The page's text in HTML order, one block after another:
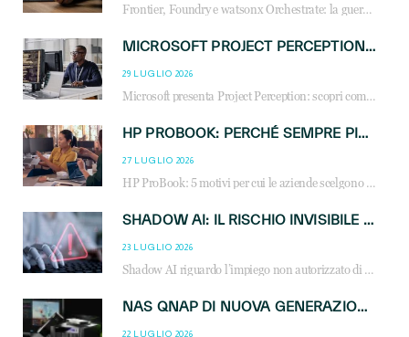
Frontier, Foundry e watsonx Orchestrate: la guerra delle piattaforme AI agent ridisegna il mercato IT. Cosa cambia per reseller, MSP e system integrator.
MICROSOFT PROJECT PERCEPTION: COME GLI AGENTI AI CAMBIERANNO SOC, CYBERSECURITY E SERVIZI MSP
29 LUGLIO 2026
Microsoft presenta Project Perception: scopri come gli agenti AI possono trasformare cybersecurity, SOC e servizi gestiti degli MSP.
HP PROBOOK: PERCHÉ SEMPRE PIÙ AZIENDE SCELGONO NOTEBOOK PROGETTATI PER IL LAVORO MODERNO
27 LUGLIO 2026
HP ProBook: 5 motivi per cui le aziende scelgono i notebook business HP per migliorare produttività, sicurezza e gestione dell’AI.
SHADOW AI: IL RISCHIO INVISIBILE CHE LE AZIENDE POSSONO GOVERNARE
23 LUGLIO 2026
Shadow AI riguardo l’impiego non autorizzato di sistemi AI all’interno dell’azienda. E’ una pratica che si diffonde a partire dai dipendenti fino ai dirigenti e mette a repentaglio la cybersecurity, con costi più elevati per le organizzazioni. Due recenti report illustrano il fenomeno e forniscono dati in merito
NAS QNAP DI NUOVA GENERAZIONE: PIÙ PRESTAZIONI, SCALABILITÀ E PROTEZIONE DEI DATI PER LE INFRASTRUTTURE IT MODERNE
22 LUGLIO 2026